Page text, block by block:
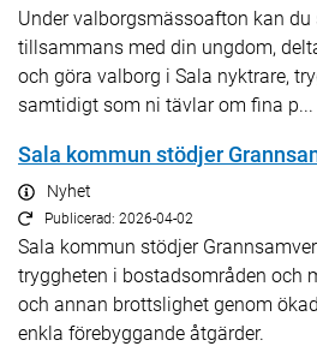
Under valborgsmässoafton kan
tillsammans med din ungdom,
och göra valborg i Sala nyktrare,
samtidigt som ni tävlar om fina p...
Sala kommun stödjer
Nyhet
Publicerad: 2026-04-02
Sala kommun stödjer
tryggheten i bostadsområden och
och annan brottslighet genom
enkla förebyggande åtgärder.